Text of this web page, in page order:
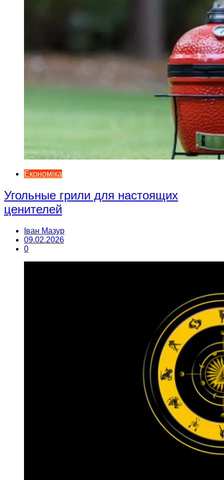
Економіка
Угольные грили для настоящих
ценителей
Іван Мазур
09.02.2026
0